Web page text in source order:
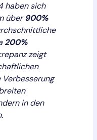
haben sich
über900%
200%
zeigt
in den